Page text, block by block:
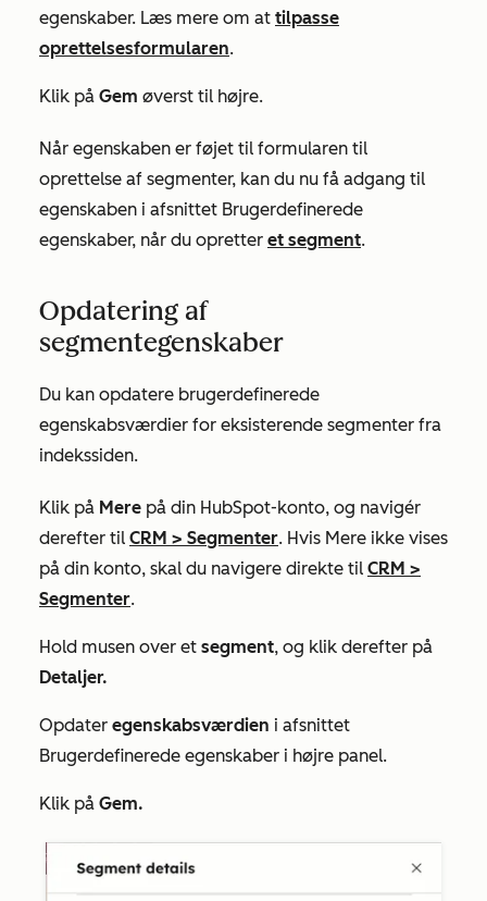
egenskaber. Læs mere om at tilpasse
oprettelsesformularen.
Klik på Gem øverst til højre.
Når egenskaben er føjet til formularen til
oprettelse af segmenter, kan du nu få adgang til
egenskaben i afsnittet Brugerdefinerede
egenskaber, når du opretter et segment.
Opdatering af
segmentegenskaber
Du kan opdatere brugerdefinerede
egenskabsværdier for eksisterende segmenter fra
indekssiden.
Klik på Mere på din HubSpot-konto, og navigér
derefter til CRM > Segmenter. Hvis Mere ikke vises
på din konto, skal du navigere direkte til CRM >
Segmenter.
Hold musen over et segment, og klik derefter på
Detaljer.
Opdater egenskabsværdien i afsnittet
Brugerdefinerede egenskaber i højre panel.
Klik på Gem.